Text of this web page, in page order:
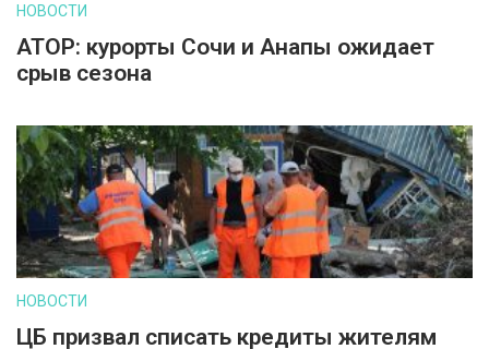
НОВОСТИ
АТОР: курорты Сочи и Анапы ожидает
срыв сезона
НОВОСТИ
ЦБ призвал списать кредиты жителям